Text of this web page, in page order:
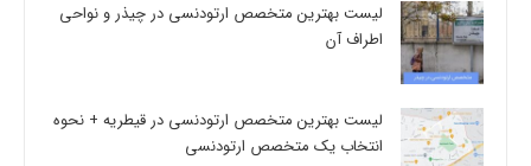
لیست بهترین متخصص ارتودنسی در چیذر و نواحی
اطراف آن
لیست بهترین متخصص ارتودنسی در قیطریه + نحوه
انتخاب یک متخصص ارتودنسی